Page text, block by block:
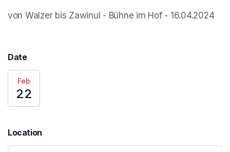
von Walzer bis Zawinul - Bühne im Hof - 16.04.2024
Date
Feb
22
Location